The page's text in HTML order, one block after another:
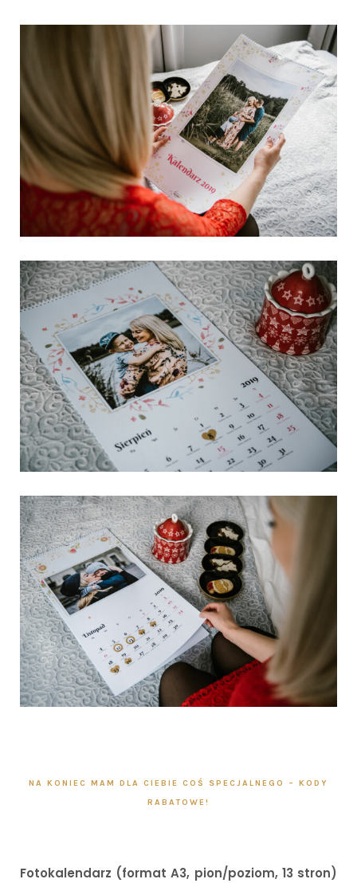
NA KONIEC MAM DLA CIEBIE COŚ SPECJALNEGO – KODY
RABATOWE!
Fotokalendarz (format A3, pion/poziom, 13 stron)